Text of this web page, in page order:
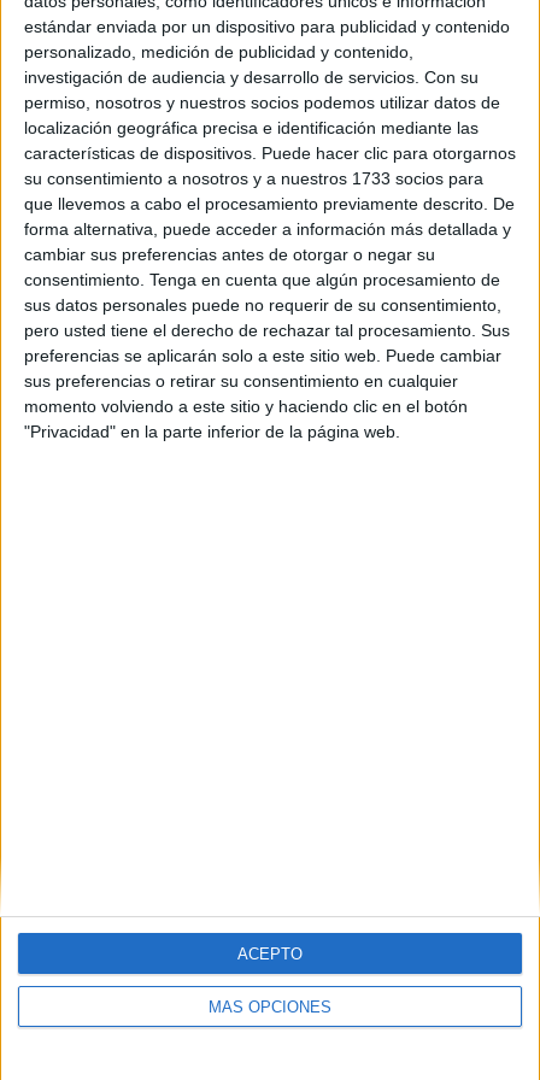
estándar enviada por un dispositivo para publicidad y contenido
personalizado, medición de publicidad y contenido,
investigación de audiencia y desarrollo de servicios. Con su
permiso, nosotros y nuestros socios podemos utilizar datos de
localización geográfica precisa e identificación mediante las
características de dispositivos. Puede hacer clic para otorgarnos
su consentimiento a nosotros y a nuestros 1733 socios para
que llevemos a cabo el procesamiento previamente descrito. De
forma alternativa, puede acceder a información más detallada y
cambiar sus preferencias antes de otorgar o negar su
consentimiento. Tenga en cuenta que algún procesamiento de
sus datos personales puede no requerir de su consentimiento,
pero usted tiene el derecho de rechazar tal procesamiento. Sus
preferencias se aplicarán solo a este sitio web. Puede cambiar
sus preferencias o retirar su consentimiento en cualquier
momento volviendo a este sitio y haciendo clic en el botón
"Privacidad" en la parte inferior de la página web.
MÁS OPCIONES
ACEPTO
La historia al límite de Ayman: de Casablanca
hasta Ceuta
ISABEL JIMÉNEZ 14/07/2026 3
Arranca la XII Escuela de Verano de ICI Ceuta
22/06/2026 0
El calor aprieta en Ceuta: el jueves marcará un
punto de inflexión
POR ISABEL JIMÉNEZ 16/06/2026 0
El calor da tregua, pero no por mucho tiempo:
estas son las previsiones
POR ISABEL JIMÉNEZ 08/06/2026 0
La Fiesta de la Primavera rejuvenece el